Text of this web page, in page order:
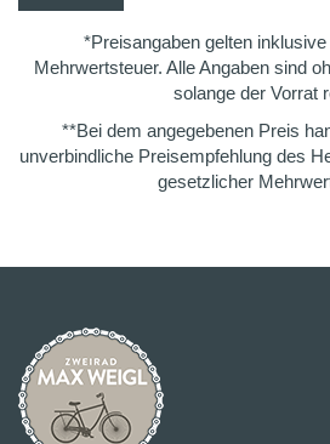
*Preisangaben gelten
Mehrwertsteuer. Alle Angaben sind
solange der Vorrat
**Bei dem angegebenen Preis
unverbindliche Preisempfehlung des
gesetzlicher